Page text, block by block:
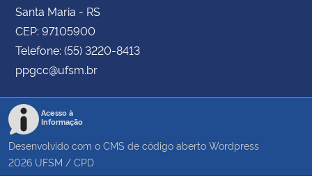
Santa Maria - RS
CEP: 97105900
Telefone: (55) 3220-8413
ppgcc@ufsm.br
Acesso à
Informação
Desenvolvido com o CMS de código aberto Wordpress
2026 UFSM / CPD